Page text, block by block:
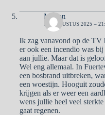
Marian
17 AUGUSTUS 2025 –
Ik zag vanavond op de TV
er ook een incendio was bij
aan jullie. Maar dat is
Wel eng allemaal. In
een bosbrand uitbreken,
een woestijn. Hooguit
krijgen als er weer een
wens jullie heel veel
gaat regenen.